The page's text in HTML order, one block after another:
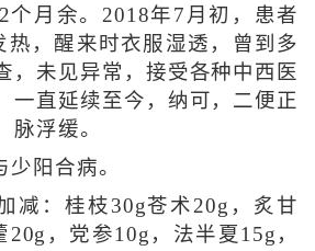
个月余。2018年7月初，患者
热，醒来时衣服湿透，曾到多
，未见异常，接受各种中西医
一直延续至今，纳可，二便正
脉浮缓。
阳合病。
减：桂枝30g苍术20g，炙甘
，党参10g，法半夏15g，